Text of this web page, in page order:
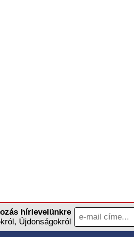
hírlevelünkre
Újdonságokról